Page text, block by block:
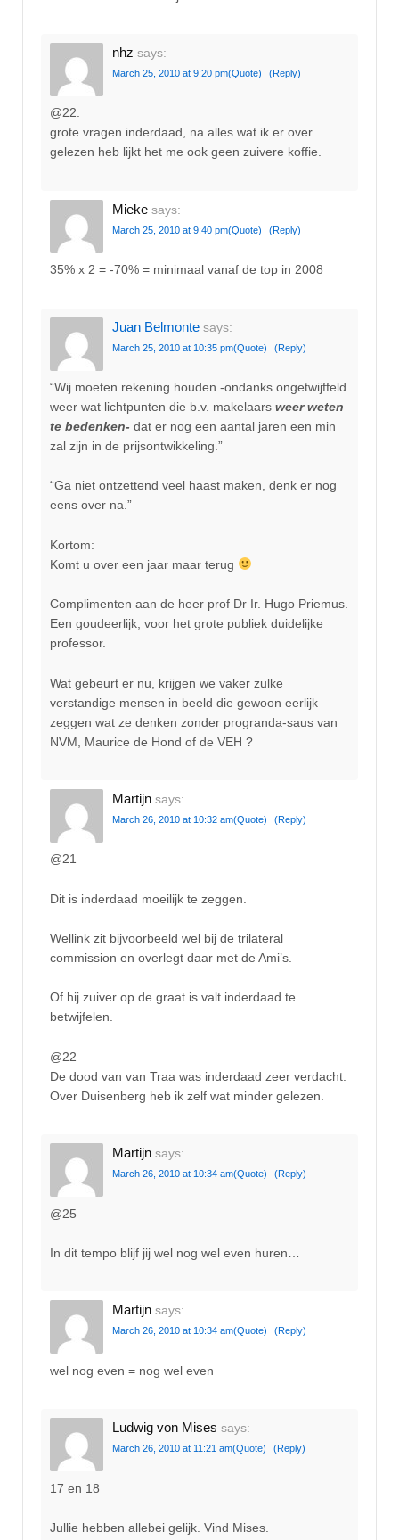
nhz says:
March 25, 2010 at 9:20 pm(Quote) (Reply)
@22:
grote vragen inderdaad, na alles wat ik er over
gelezen heb lijkt het me ook geen zuivere koffie.
Mieke says:
March 25, 2010 at 9:40 pm(Quote) (Reply)
35% x 2 = -70% = minimaal vanaf de top in 2008
Juan Belmonte says:
March 25, 2010 at 10:35 pm(Quote) (Reply)
“Wij moeten rekening houden -ondanks ongetwijffeld
weer wat lichtpunten die b.v. makelaars weer weten
te bedenken- dat er nog een aantal jaren een min
zal zijn in de prijsontwikkeling.”
“Ga niet ontzettend veel haast maken, denk er nog
eens over na.”
Kortom:
Komt u over een jaar maar terug
Complimenten aan de heer prof Dr Ir. Hugo Priemus.
Een goudeerlijk, voor het grote publiek duidelijke
professor.
Wat gebeurt er nu, krijgen we vaker zulke
verstandige mensen in beeld die gewoon eerlijk
zeggen wat ze denken zonder progranda-saus van
NVM, Maurice de Hond of de VEH ?
Martijn says:
March 26, 2010 at 10:32 am(Quote) (Reply)
@21
Dit is inderdaad moeilijk te zeggen.
Wellink zit bijvoorbeeld wel bij de trilateral
commission en overlegt daar met de Ami’s.
Of hij zuiver op de graat is valt inderdaad te
betwijfelen.
@22
De dood van van Traa was inderdaad zeer verdacht.
Over Duisenberg heb ik zelf wat minder gelezen.
Martijn says:
March 26, 2010 at 10:34 am(Quote) (Reply)
@25
In dit tempo blijf jij wel nog wel even huren…
Martijn says:
March 26, 2010 at 10:34 am(Quote) (Reply)
wel nog even = nog wel even
Ludwig von Mises says:
March 26, 2010 at 11:21 am(Quote) (Reply)
17 en 18
Jullie hebben allebei gelijk. Vind Mises.